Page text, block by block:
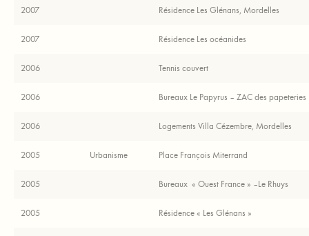
2007 Résidence Les Glénans, Mordelles
2007 Résidence Les océanides
2006 Tennis couvert
2006 Bureaux Le Papyrus – ZAC des papeteries
2006 Logements Villa Cézembre, Mordelles
2005 Urbanisme Place François Miterrand
2005 Bureaux « Ouest France » –Le Rhuys
2005 Résidence « Les Glénans »